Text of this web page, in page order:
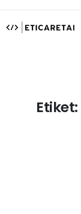
Etiket: